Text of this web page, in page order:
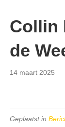
Collin
de
14 maart 2025
Geplaatst in